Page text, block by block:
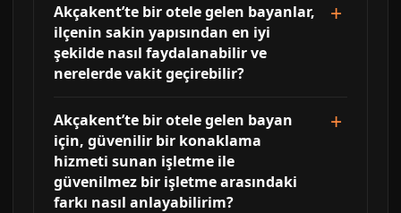
Akçakent’te bir otele gelen bayanlar,
ilçenin sakin yapısından en iyi
şekilde nasıl faydalanabilir ve
nerelerde vakit geçirebilir?
Akçakent’te bir otele gelen bayan
için, güvenilir bir konaklama
hizmeti sunan işletme ile
güvenilmez bir işletme arasındaki
farkı nasıl anlayabilirim?